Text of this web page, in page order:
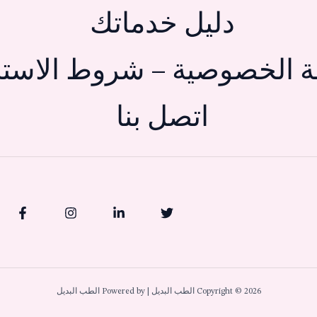
دليل خدماتك
الخصوصية – شروط
اتصل بنا
Copyright © 2026 الطب البديل | Powered by الطب البديل